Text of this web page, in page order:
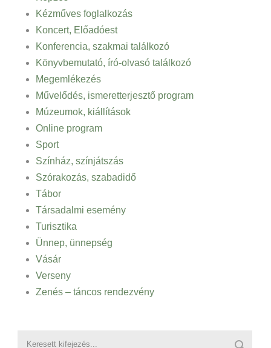
Kézműves foglalkozás
Koncert, Előadóest
Konferencia, szakmai találkozó
Könyvbemutató, író-olvasó találkozó
Megemlékezés
Művelődés, ismeretterjesztő program
Múzeumok, kiállítások
Online program
Sport
Színház, színjátszás
Szórakozás, szabadidő
Tábor
Társadalmi esemény
Turisztika
Ünnep, ünnepség
Vásár
Verseny
Zenés – táncos rendezvény